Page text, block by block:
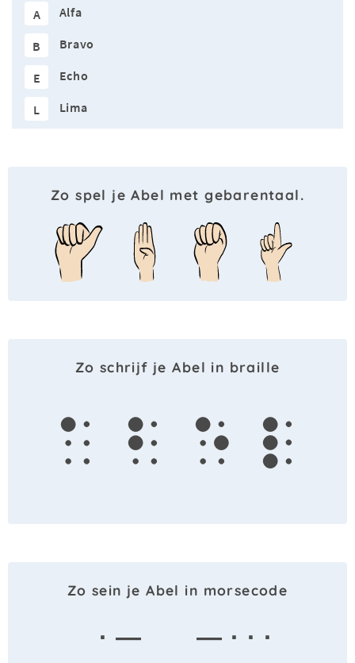
A Alfa
B Bravo
E Echo
L Lima
Zo spel je Abel met gebarentaal.
Zo schrijf je Abel in braille
a b e l
Zo sein je Abel in morsecode
· —
— · · ·